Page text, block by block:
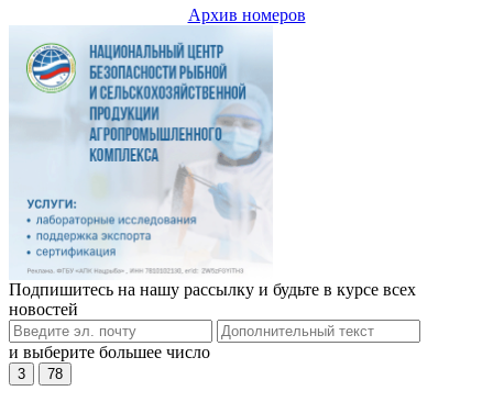
Архив номеров
Подпишитесь на нашу рассылку и будьте в курсе всех
новостей
и выберите большее число
3 78